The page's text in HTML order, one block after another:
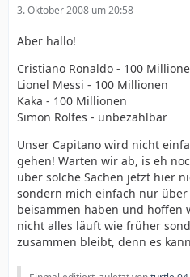
3. Oktober 2008 um 20:58
Aber hallo!
Cristiano Ronaldo - 100
Lionel Messi - 100 Millionen
Kaka - 100 Millionen
Simon Rolfes - unbezahlbar
Unser Capitano wird nicht
gehen! Warten wir ab, is eh
über solche Sachen jetzt hier
sondern mich einfach nur
beisammen haben und hoffen
nicht alles läuft wie früher
zusammen bleibt, denn es